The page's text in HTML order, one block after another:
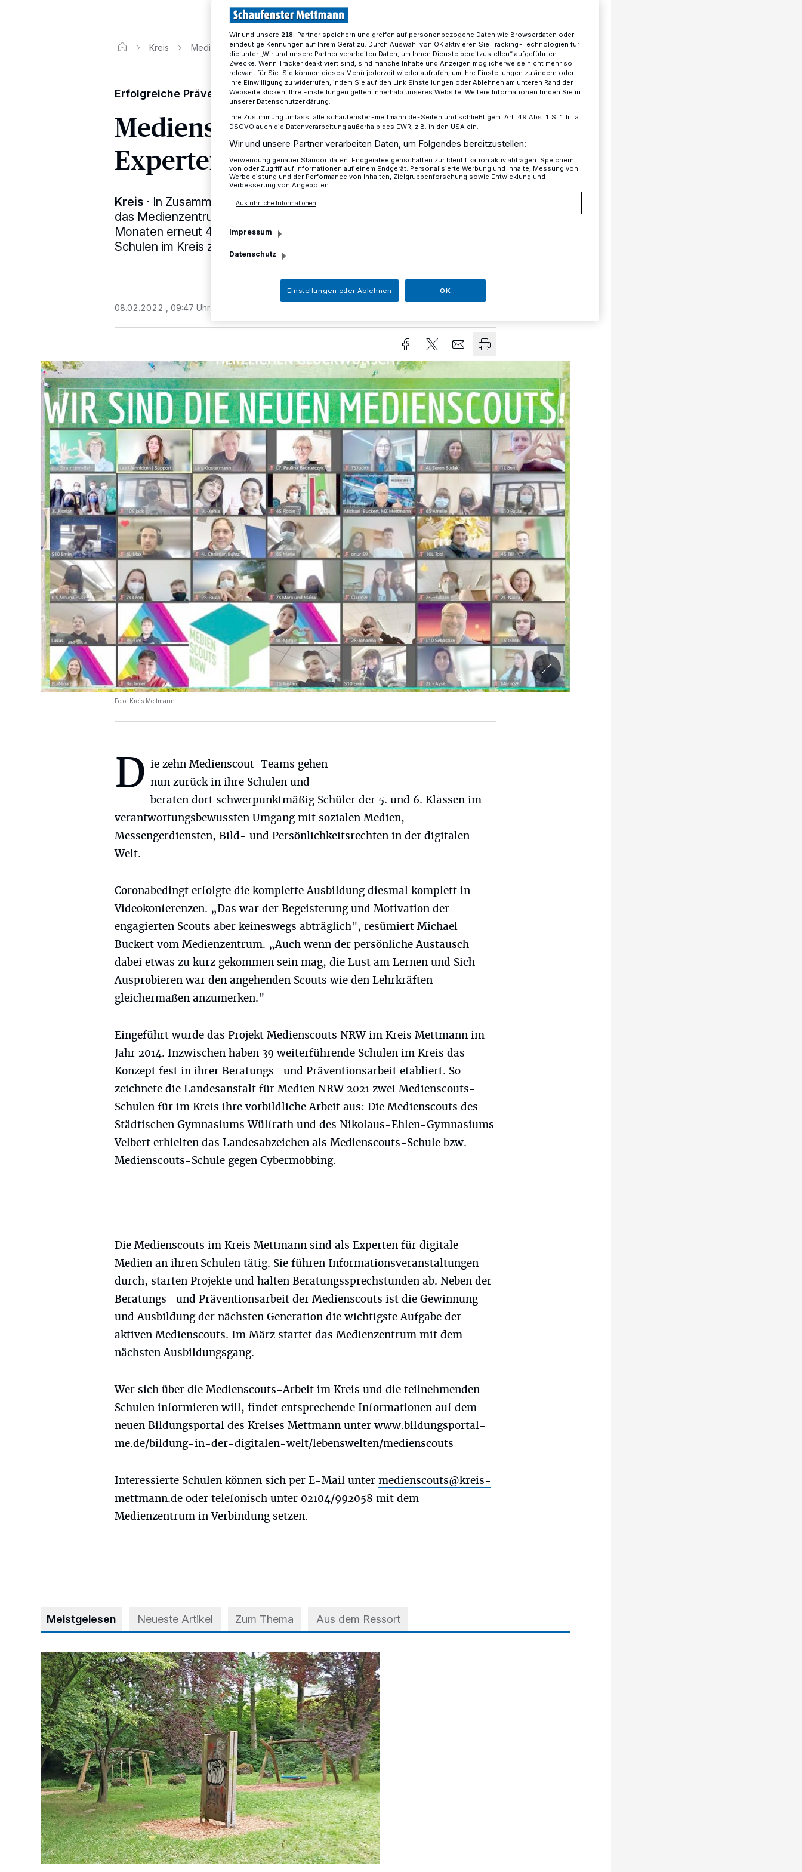
Kreis Medienscouts: Schüler als Experten in der digitalen Welt
Erfolgreiche Präventionsarbeit in Schulen
Medienscouts: Schüler als
Experten in der digitalen Welt
Kreis · In Zusammenarbeit mit der Landesanstalt für Medien NRW hat
das Medienzentrum des Kreises Mettmann in den vergangenen
Monaten erneut 40 Schüler und 20 Lehrer aus zehn weiterführenden
Schulen im Kreis zu Medienscouts ausgebildet.
08.02.2022 , 09:47 Uhr
Foto: Kreis Mettmann
D ie zehn Medienscout-Teams gehen
nun zurück in ihre Schulen und
beraten dort schwerpunktmäßig Schüler der 5. und 6. Klassen im
verantwortungsbewussten Umgang mit sozialen Medien,
Messengerdiensten, Bild- und Persönlichkeitsrechten in der digitalen
Welt.
Coronabedingt erfolgte die komplette Ausbildung diesmal komplett in
Videokonferenzen. „Das war der Begeisterung und Motivation der
engagierten Scouts aber keineswegs abträglich", resümiert Michael
Buckert vom Medienzentrum. „Auch wenn der persönliche Austausch
dabei etwas zu kurz gekommen sein mag, die Lust am Lernen und Sich-
Ausprobieren war den angehenden Scouts wie den Lehrkräften
gleichermaßen anzumerken."
Eingeführt wurde das Projekt Medienscouts NRW im Kreis Mettmann im
Jahr 2014. Inzwischen haben 39 weiterführende Schulen im Kreis das
Konzept fest in ihrer Beratungs- und Präventionsarbeit etabliert. So
zeichnete die Landesanstalt für Medien NRW 2021 zwei Medienscouts-
Schulen für im Kreis ihre vorbildliche Arbeit aus: Die Medienscouts des
Städtischen Gymnasiums Wülfrath und des Nikolaus-Ehlen-Gymnasiums
Velbert erhielten das Landesabzeichen als Medienscouts-Schule bzw.
Medienscouts-Schule gegen Cybermobbing.
Die Medienscouts im Kreis Mettmann sind als Experten für digitale
Medien an ihren Schulen tätig. Sie führen Informationsveranstaltungen
durch, starten Projekte und halten Beratungssprechstunden ab. Neben der
Beratungs- und Präventionsarbeit der Medienscouts ist die Gewinnung
und Ausbildung der nächsten Generation die wichtigste Aufgabe der
aktiven Medienscouts. Im März startet das Medienzentrum mit dem
nächsten Ausbildungsgang.
Wer sich über die Medienscouts-Arbeit im Kreis und die teilnehmenden
Schulen informieren will, findet entsprechende Informationen auf dem
neuen Bildungsportal des Kreises Mettmann unter www.bildungsportal-
me.de/bildung-in-der-digitalen-welt/lebenswelten/medienscouts
Interessierte Schulen können sich per E-Mail unter medienscouts@kreis-
mettmann.de oder telefonisch unter 02104/992058 mit dem
Medienzentrum in Verbindung setzen.
Meistgelesen Neueste Artikel Zum Thema Aus dem Ressort
Spielplatz im Stadtwald wird aufgewertet
Wir und unsere 218-Partner speichern und greifen auf personenbezogene Daten wie Browserdaten oder
eindeutige Kennungen auf Ihrem Gerät zu. Durch Auswahl von OK aktivieren Sie Tracking-Technologien für
die unter „Wir und unsere Partner verarbeiten Daten, um Ihnen Dienste bereitzustellen“ aufgeführten
Zwecke. Wenn Tracker deaktiviert sind, sind manche Inhalte und Anzeigen möglicherweise nicht mehr so
relevant für Sie. Sie können dieses Menü jederzeit wieder aufrufen, um Ihre Einstellungen zu ändern oder
Ihre Einwilligung zu widerrufen, indem Sie auf den Link Einstellungen oder Ablehnen am unteren Rand der
Webseite klicken. Ihre Einstellungen gelten innerhalb unseres Website. Weitere Informationen finden Sie in
unserer Datenschutzerklärung.
Ihre Zustimmung umfasst alle schaufenster-mettmann.de-Seiten und schließt gem. Art. 49 Abs. 1 S. 1 lit. a
DSGVO auch die Datenverarbeitung außerhalb des EWR, z.B. in den USA ein.
Wir und unsere Partner verarbeiten Daten, um Folgendes bereitzustellen:
Verwendung genauer Standortdaten. Endgeräteeigenschaften zur Identifikation aktiv abfragen. Speichern
von oder Zugriff auf Informationen auf einem Endgerät. Personalisierte Werbung und Inhalte, Messung von
Werbeleistung und der Performance von Inhalten, Zielgruppenforschung sowie Entwicklung und
Verbesserung von Angeboten.
Ausführliche Informationen
Impressum
Datenschutz
Einstellungen oder Ablehnen OK